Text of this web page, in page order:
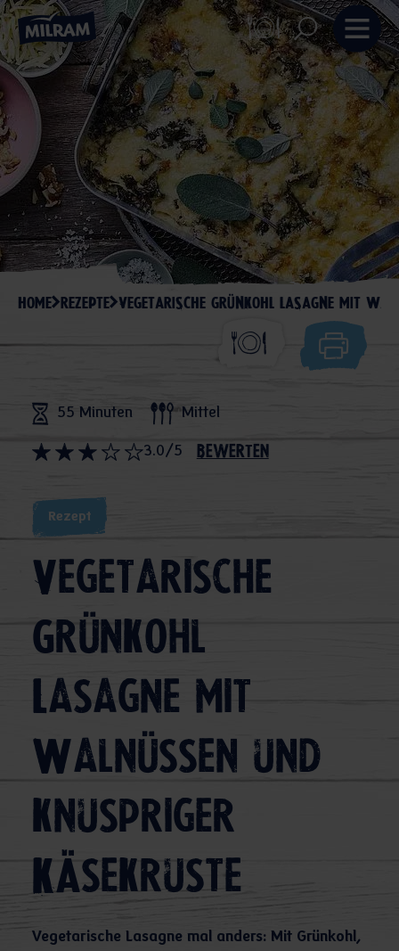
HOME REZEPTE VEGETARISCHE GRÜNKOHL LASAGNE MIT
55 Minuten Mittel
3.0/5 bewerten
Rezept
Vegetarische
Grünkohl
Lasagne mit
Walnüssen und
knuspriger
Käsekruste
Vegetarische Lasagne mal anders: Mit Grünkohl,